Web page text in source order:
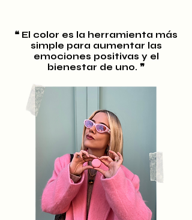
❝ El color es la herramienta más
simple para aumentar las
emociones positivas y el
bienestar de uno. ❞